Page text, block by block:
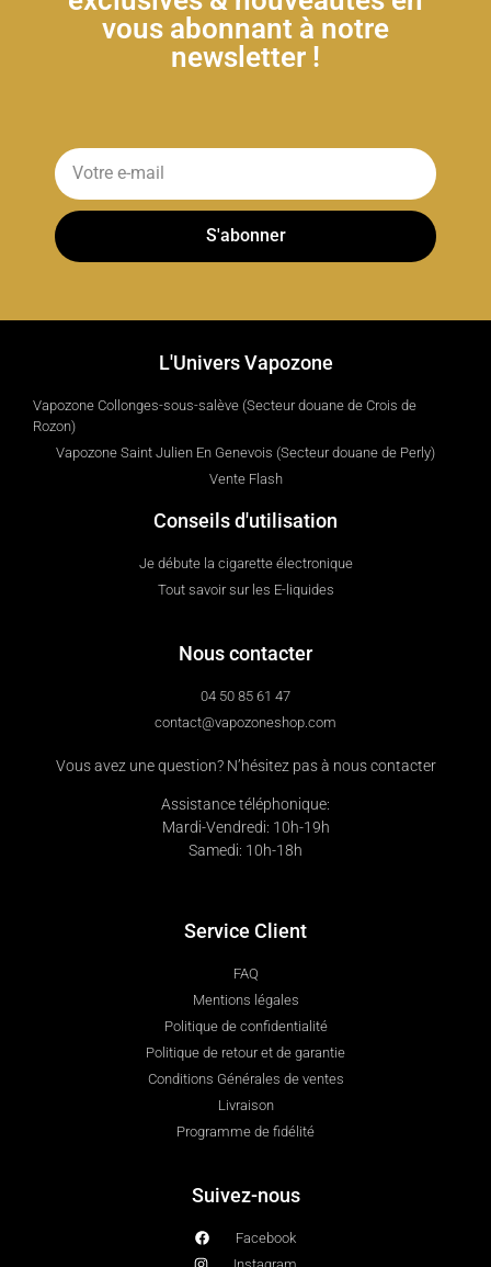
vous abonnant à notre
newsletter !
S'abonner
L'Univers Vapozone
Vapozone Collonges-sous-salève (Secteur douane de Crois de
Rozon)
Vapozone Saint Julien En Genevois (Secteur douane de Perly)
Vente Flash
Conseils d'utilisation
Je débute la cigarette électronique
Tout savoir sur les E-liquides
Nous contacter
04 50 85 61 47
contact@vapozoneshop.com
Vous avez une question? N’hésitez pas à nous contacter
Assistance téléphonique:
Mardi-Vendredi: 10h-19h
Samedi: 10h-18h
Service Client
FAQ
Mentions légales
Politique de confidentialité
Politique de retour et de garantie
Conditions Générales de ventes
Livraison
Programme de fidélité
Suivez-nous
Facebook